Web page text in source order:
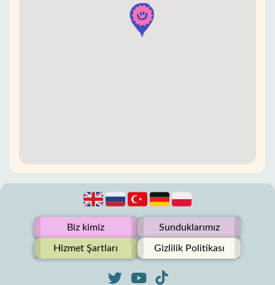
Biz kimiz Sunduklarımız
Hizmet Şartları Gizlilik Politikası